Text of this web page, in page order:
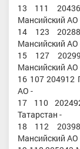
13 111
Мансийский АО
14 123
Мансийский АО
15 127
Мансийский АО
16 107 204912
АО -
17 110
Татарстан -
18 112
Мансийский АО